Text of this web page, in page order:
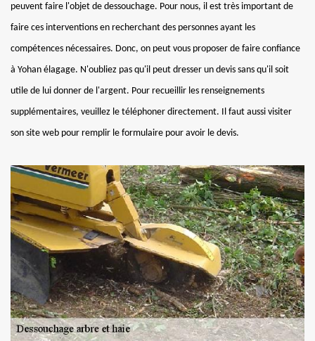
peuvent faire l'objet de dessouchage. Pour nous, il est très important de
faire ces interventions en recherchant des personnes ayant les
compétences nécessaires. Donc, on peut vous proposer de faire confiance
à Yohan élagage. N'oubliez pas qu'il peut dresser un devis sans qu'il soit
utile de lui donner de l'argent. Pour recueillir les renseignements
supplémentaires, veuillez le téléphoner directement. Il faut aussi visiter
son site web pour remplir le formulaire pour avoir le devis.